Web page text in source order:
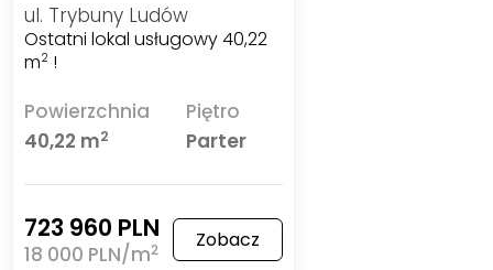
ul. Trybuny Ludów
Ostatni lokal usługowy 40,22
m2 !
Powierzchnia
40,22 m2
Piętro
Parter
723 960 PLN
18 000 PLN/m2 Zobacz